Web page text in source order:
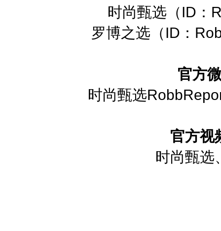
时尚甄选（ID：
罗博之选（ID：
官方
时尚甄选
官方视
时尚甄选